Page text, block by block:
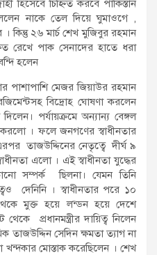
হিসেবে চিহ্নিত করবে পাকিস্তান
নাকে তেল দিয়ে ঘুমাওগে ,
কিন্তু ২৬ মার্চ শেখ মুজিবুর রহমান
রেখে পাক সেনাদের হাতে ধরা
হলেন
পাশাপাশি মেজর জিয়াউর রহমান
বিদ্রোহ ঘোষণা করলেন
পর্যায়ক্রমে অন্যান্য বেঙ্গল
। ফলে জনগণের স্বাধীনতার
তাজউদ্দিনের নেতৃত্বে দীর্ঘ ৯
এলো । এই স্বাধীনতা যুদ্ধের
সম্পর্ক ছিলনা। যেমন তিনি
দেনিনি । স্বাধীনতার পরে ১০
থেকে মুক্ত হয়ে লন্ডন হয়ে দেশে
প্রধানমন্ত্রীর দায়িত্ব নিলেন
তাজউদ্দিন সেদিন ক্ষমতা ত্যাগ না
খন্দকার মোস্তাক করেছিলেন । শেখ